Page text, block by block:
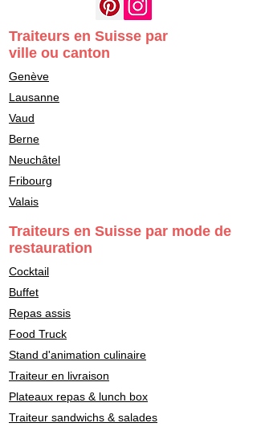
Traiteurs en Suisse par
ville ou canton
Genève
Lausanne
Vaud
Berne
Neuchâtel
Fribourg
Valais
Traiteurs en Suisse par mode de
restauration
Cocktail
Buffet
Repas assis
Food Truck
Stand d'animation culinaire
Traiteur en livraison
Plateaux repas & lunch box
Traiteur sandwichs & salades